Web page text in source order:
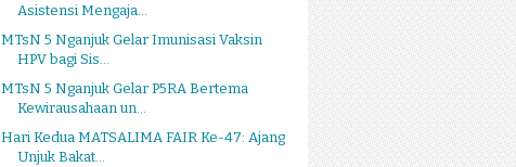
Asistensi Mengaja...
MTsN 5 Nganjuk Gelar Imunisasi Vaksin
HPV bagi Sis...
MTsN 5 Nganjuk Gelar P5RA Bertema
Kewirausahaan un...
Hari Kedua MATSALIMA FAIR Ke-47: Ajang
Unjuk Bakat...